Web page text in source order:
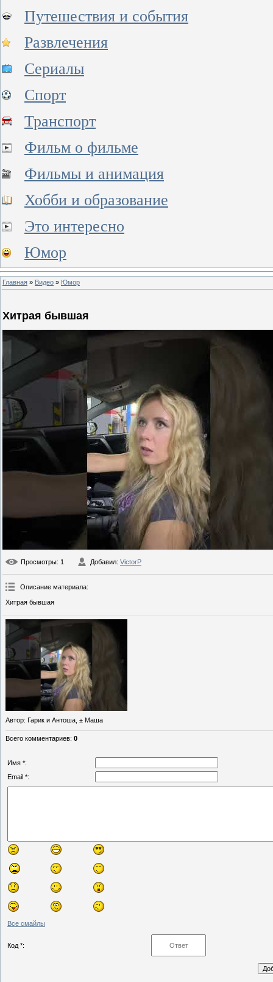
Путешествия и события
Развлечения
Сериалы
Спорт
Транспорт
Фильм о фильме
Фильмы и анимация
Хобби и образование
Это интересно
Юмор
Главная » Видео » Юмор
Хитрая бывшая
Просмотры: 1 Добавил: VictorP
Описание материала:
Хитрая бывшая
Автор: Гарик и Антоша, ± Маша
Всего комментариев: 0
Имя *:
Email *:
Все смайлы
Код *: